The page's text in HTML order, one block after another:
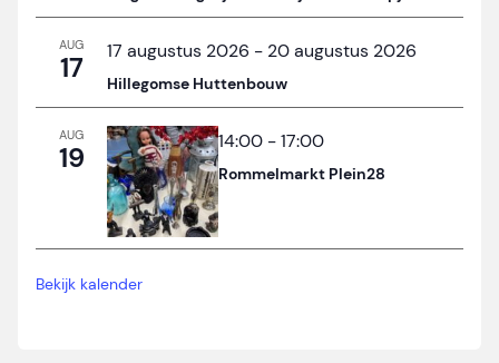
AUG
17 17 augustus 2026 - 20 augustus 2026
Hillegomse Huttenbouw
AUG
19 14:00 -17:00
Rommelmarkt Plein28
Bekijk kalender